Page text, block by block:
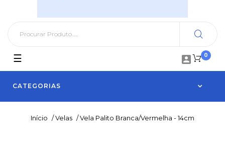
0

CATEGORIAS
Toggle
navigation
☰
Início /Velas /Vela Palito Branca/Vermelha - 14cm